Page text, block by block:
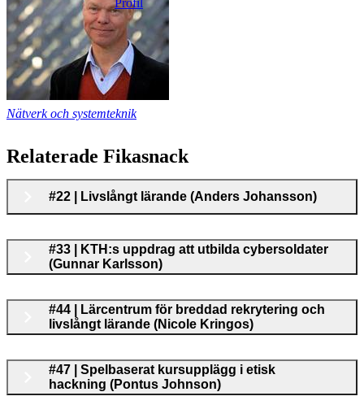
Nätverk och systemteknik
Relaterade Fikasnack
#22 | Livslångt lärande (Anders Johansson)
#33 | KTH:s uppdrag att utbilda cybersoldater
(Gunnar Karlsson)
#44 | Lärcentrum för breddad rekrytering och
livslångt lärande (Nicole Kringos)
#47 | Spelbaserat kursupplägg i etisk
hackning (Pontus Johnson)